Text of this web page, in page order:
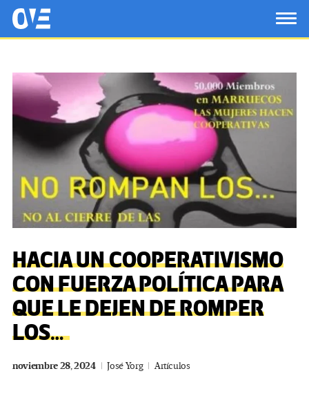
Saltar al contenido principal
OtrasVocesenEducacion.org
HACIA UN COOPERATIVISMO
CON FUERZA POLÍTICA PARA
QUE LE DEJEN DE ROMPER
LOS…
noviembre 28, 2024 José Yorg Artículos